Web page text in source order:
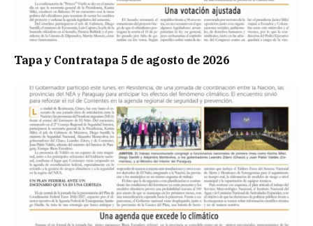
Tapa y Contratapa 5 de agosto de 2026